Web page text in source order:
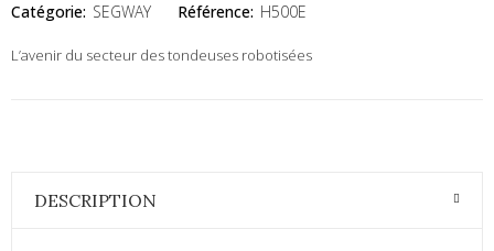
Catégorie: SEGWAY Référence: H500E
L’avenir du secteur des tondeuses robotisées
DESCRIPTION